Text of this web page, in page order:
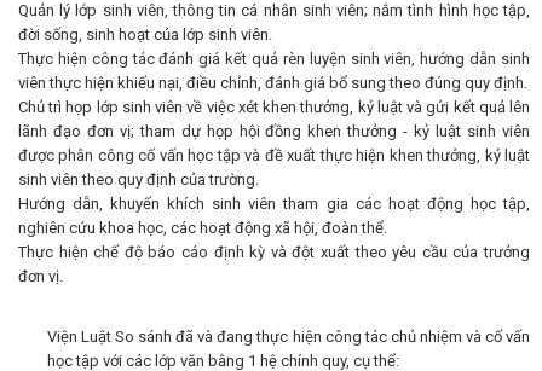
Quản lý lớp sinh viên, thông tin cá nhân sinh viên; nắm tình hình học tập,
đời sống, sinh hoạt của lớp sinh viên.
Thực hiện công tác đánh giá kết quả rèn luyện sinh viên, hướng dẫn sinh
viên thực hiện khiếu nại, điều chỉnh, đánh giá bổ sung theo đúng quy định.
Chủ trì họp lớp sinh viên về việc xét khen thưởng, kỷ luật và gửi kết quả lên
lãnh đạo đơn vị; tham dự họp hội đồng khen thưởng - kỷ luật sinh viên
được phân công cố vấn học tập và đề xuất thực hiện khen thưởng, kỷ luật
sinh viên theo quy định của trường.
Hướng dẫn, khuyến khích sinh viên tham gia các hoạt động học tập,
nghiên cứu khoa học, các hoạt động xã hội, đoàn thể.
Thực hiện chế độ báo cáo định kỳ và đột xuất theo yêu cầu của trưởng
đơn vị.
Viện Luật So sánh đã và đang thực hiện công tác chủ nhiệm và cố vấn
học tập với các lớp văn bằng 1 hệ chính quy, cụ thể: